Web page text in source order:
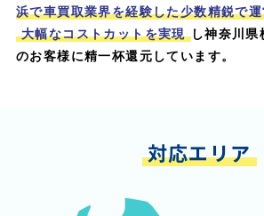
浜で車買取業界を経験した少数精鋭で
大幅なコストカットを実現 し神奈川県
のお客様に精一杯還元しています。
対応エリア